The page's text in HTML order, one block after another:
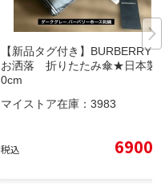
【新品タグ付き】BURBERRY
お洒落 折りたたみ傘★日本製6
0cm
マイストア在庫： 3983
税込 6900